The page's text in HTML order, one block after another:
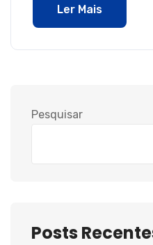
Ler Mais
Pesquisar
Posts